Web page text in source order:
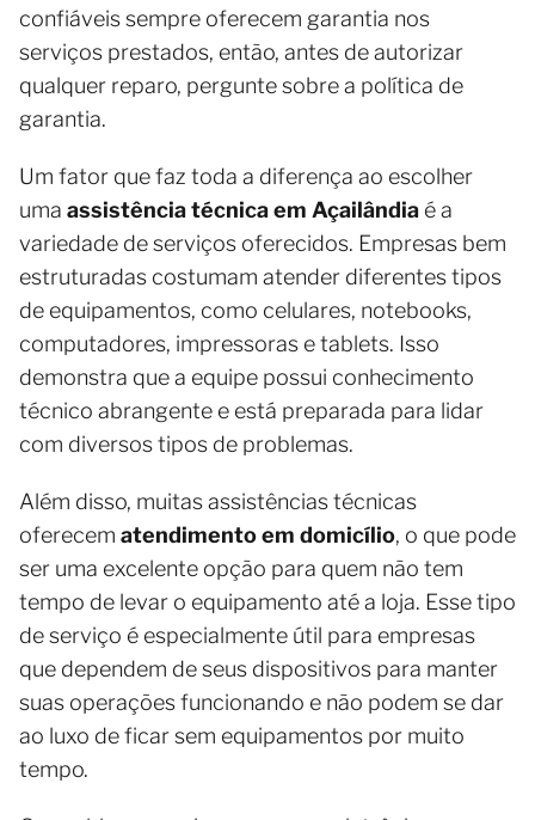
confiáveis sempre oferecem garantia nos
serviços prestados, então, antes de autorizar
qualquer reparo, pergunte sobre a política de
garantia.
Um fator que faz toda a diferença ao escolher
uma assistência técnica em Açailândia é a
variedade de serviços oferecidos. Empresas bem
estruturadas costumam atender diferentes tipos
de equipamentos, como celulares, notebooks,
computadores, impressoras e tablets. Isso
demonstra que a equipe possui conhecimento
técnico abrangente e está preparada para lidar
com diversos tipos de problemas.
Além disso, muitas assistências técnicas
oferecem atendimento em domicílio, o que pode
ser uma excelente opção para quem não tem
tempo de levar o equipamento até a loja. Esse tipo
de serviço é especialmente útil para empresas
que dependem de seus dispositivos para manter
suas operações funcionando e não podem se dar
ao luxo de ficar sem equipamentos por muito
tempo.